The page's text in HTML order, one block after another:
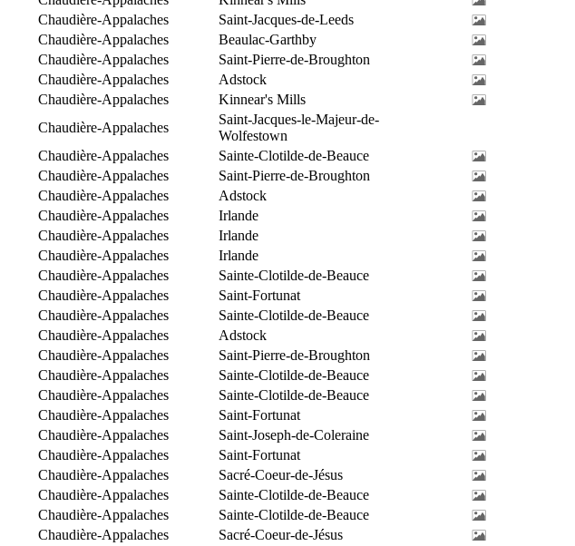
Chaudière-Appalaches
Saint-Jacques-de-Leeds
Chaudière-Appalaches
Beaulac-Garthby
Chaudière-Appalaches
Saint-Pierre-de-Broughton
Chaudière-Appalaches
Adstock
Chaudière-Appalaches
Kinnear's Mills
Chaudière-Appalaches
Saint-Jacques-le-Majeur-de-
Wolfestown
Chaudière-Appalaches
Sainte-Clotilde-de-Beauce
Chaudière-Appalaches
Saint-Pierre-de-Broughton
Chaudière-Appalaches
Adstock
Chaudière-Appalaches
Irlande
Chaudière-Appalaches
Irlande
Chaudière-Appalaches
Irlande
Chaudière-Appalaches
Sainte-Clotilde-de-Beauce
Chaudière-Appalaches
Saint-Fortunat
Chaudière-Appalaches
Sainte-Clotilde-de-Beauce
Chaudière-Appalaches
Adstock
Chaudière-Appalaches
Saint-Pierre-de-Broughton
Chaudière-Appalaches
Sainte-Clotilde-de-Beauce
Chaudière-Appalaches
Sainte-Clotilde-de-Beauce
Chaudière-Appalaches
Saint-Fortunat
Chaudière-Appalaches
Saint-Joseph-de-Coleraine
Chaudière-Appalaches
Saint-Fortunat
Chaudière-Appalaches
Sacré-Coeur-de-Jésus
Chaudière-Appalaches
Sainte-Clotilde-de-Beauce
Chaudière-Appalaches
Sainte-Clotilde-de-Beauce
Chaudière-Appalaches
Sacré-Coeur-de-Jésus